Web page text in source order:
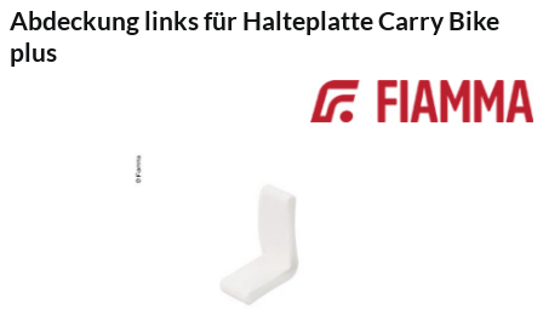
Abdeckung links für Halteplatte Carry Bike
plus